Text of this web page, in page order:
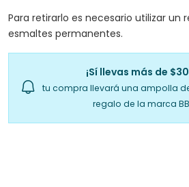
Para retirarlo es necesario utilizar un
esmaltes permanentes.
¡Sí llevas más de
tu compra llevará una ampolla
regalo de la marca